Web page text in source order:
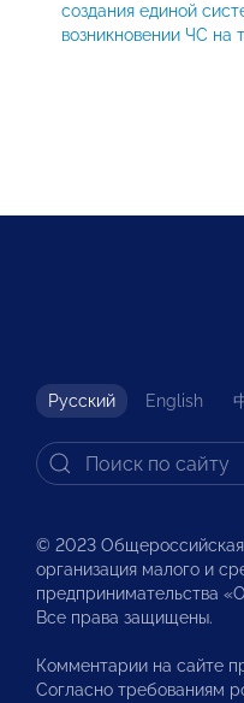
создания единой
возникновении ЧС на
Русский English
© 2023
организация малого и
предпринимательства
Все права защищены.
Комментарии на сайте
Согласно требованиям